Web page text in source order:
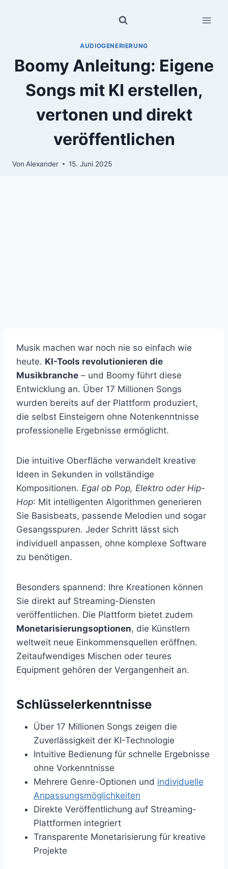
AUDIOGENERIERUNG
Boomy Anleitung: Eigene
Songs mit KI erstellen,
vertonen und direkt
veröffentlichen
Von Alexander 15. Juni 2025
Musik machen war noch nie so einfach wie
heute. KI-Tools revolutionieren die
Musikbranche – und Boomy führt diese
Entwicklung an. Über 17 Millionen Songs
wurden bereits auf der Plattform produziert,
die selbst Einsteigern ohne Notenkenntnisse
professionelle Ergebnisse ermöglicht.
Die intuitive Oberfläche verwandelt kreative
Ideen in Sekunden in vollständige
Kompositionen. Egal ob Pop, Elektro oder Hip-
Hop: Mit intelligenten Algorithmen generieren
Sie Basisbeats, passende Melodien und sogar
Gesangsspuren. Jeder Schritt lässt sich
individuell anpassen, ohne komplexe Software
zu benötigen.
Besonders spannend: Ihre Kreationen können
Sie direkt auf Streaming-Diensten
veröffentlichen. Die Plattform bietet zudem
Monetarisierungsoptionen, die Künstlern
weltweit neue Einkommensquellen eröffnen.
Zeitaufwendiges Mischen oder teures
Equipment gehören der Vergangenheit an.
Schlüsselerkenntnisse
Über 17 Millionen Songs zeigen die
Zuverlässigkeit der KI-Technologie
Intuitive Bedienung für schnelle Ergebnisse
ohne Vorkenntnisse
Mehrere Genre-Optionen und individuelle
Anpassungsmöglichkeiten
Direkte Veröffentlichung auf Streaming-
Plattformen integriert
Transparente Monetarisierung für kreative
Projekte